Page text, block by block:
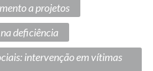
a projetos
deficiência
intervenção em vítimas